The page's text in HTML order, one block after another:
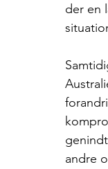
der en
andre